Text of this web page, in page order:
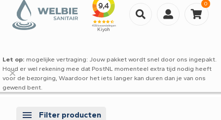
0
Let op: mogelijke vertraging: Jouw pakket wordt snel door ons ingepakt.
Houd er wel rekening mee dat PostNL momenteel extra tijd nodig heeft
voor de bezorging, Waardoor het iets langer kan duren dan je van ons
gewend bent.
✕
Filter producten